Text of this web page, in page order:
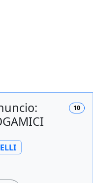
10